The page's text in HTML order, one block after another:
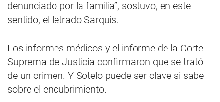
denunciado por la familia”, sostuvo, en este
sentido, el letrado Sarquís.
Los informes médicos y el informe de la Corte
Suprema de Justicia confirmaron que se trató
de un crimen. Y Sotelo puede ser clave si sabe
sobre el encubrimiento.